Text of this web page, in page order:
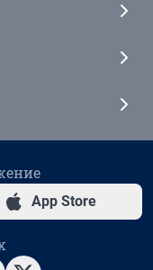
App Store